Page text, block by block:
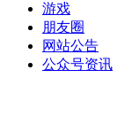
游戏
朋友圈
网站公告
公众号资讯